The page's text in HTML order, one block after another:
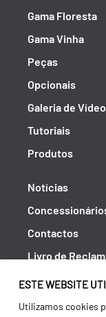
ESTE WEBSITE
Utilizamos cookies
Gama Floresta
Gama Vinha
Peças
Opcionais
Galeria de
Tutoriais
Produtos
Notícias
Contactos
Livro de
Política de
Canal de